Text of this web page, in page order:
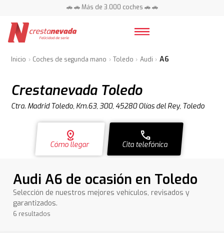
📍 Centros en toda España ⭐
📍 Centros en toda España ⭐
Inicio Coches de segunda mano Toledo Audi A6
Crestanevada Toledo
Ctra. Madrid Toledo, Km.63, 300, 45280 Olías del Rey, Toledo
distance
Cómo llegar
call
Cita telefónica
Audi A6 de ocasión en Toledo
Selección de nuestros mejores vehículos, revisados y
garantizados.
6 resultados